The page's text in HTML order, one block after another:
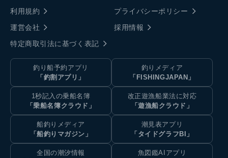
利用規約
プライバシーポリシー
運営会社
採用情報
特定商取引法に基づく表記
釣り船予約アプリ
「釣割アプリ」
釣りメディア
「FISHINGJAPAN」
1秒記入の乗船名簿
「乗船名簿クラウド」
改正遊漁船業法に対応
「遊漁船クラウド」
船釣りメディア
「船釣りマガジン」
潮見表アプリ
「タイドグラフBI」
全国の潮汐情報
魚図鑑AIアプリ